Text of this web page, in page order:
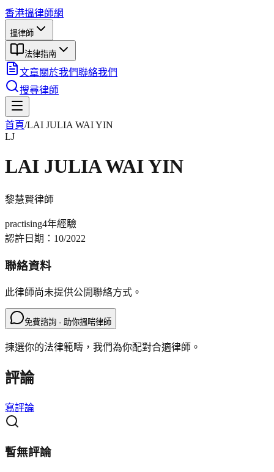
香港搵律師網
搵律師
法律指南
文章關於我們聯絡我們
搜尋律師
首頁/LAI JULIA WAI YIN
LJ
LAI JULIA WAI YIN
黎慧賢律師
practising4年經驗
認許日期： 10/2022
聯絡資料
此律師尚未提供公開聯絡方式。
免費諮詢 · 助你搵啱律師
揀選你的法律範疇，我們為你配對合適律師。
評論
寫評論
暫無評論